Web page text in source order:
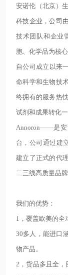
安诺伦（北京）
科技企业，公司
技术团队和企业
胞、化学品为核
自公司成立以来
命科学和生物技
终拥有的服务热
试剂和成果转化
Annoron——是安
台，公司通过建
建立了正式的代
二三线高质量品
我们的优势：
1，覆盖欧美的全
30多人，能进口
物产品。
2，货品多且全，